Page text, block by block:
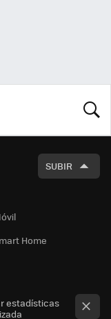
SUBIR
Home
estadísticas